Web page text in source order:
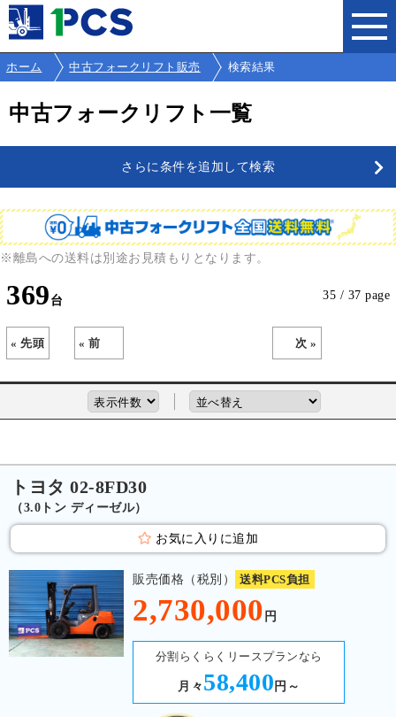
ホーム 中古フォークリフト販売 検索結果
中古フォークリフト一覧
さらに条件を追加して検索
※離島への送料は別途お見積もりとなります。
369 35 / 37 page
« 先頭 « 前 次 »
トヨタ 02-8FD30
（3.0トン ディーゼル）
お気に入りに追加
販売価格（税別） 送料PCS負担
2,730,000 円
分割らくらくリースプランなら
月々 58,400 円～